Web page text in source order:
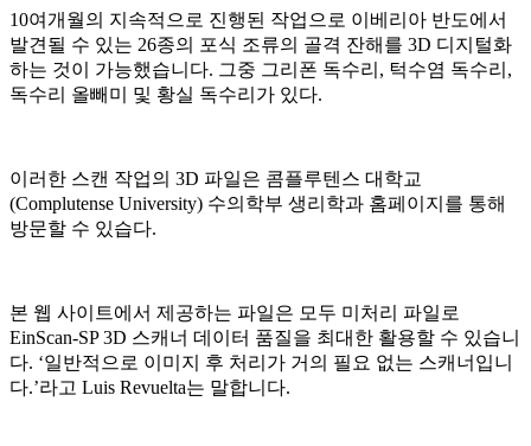
10여개월의 지속적으로 진행된 작업으로 이베리아 반도에서
발견될 수 있는 26종의 포식 조류의 골격 잔해를 3D 디지털화
하는 것이 가능했습니다. 그중 그리폰 독수리, 턱수염 독수리,
독수리 올빼미 및 황실 독수리가 있다.
이러한 스캔 작업의 3D 파일은 콤플루텐스 대학교
(Complutense University) 수의학부 생리학과 홈페이지를 통해
방문할 수 있습다.
본 웹 사이트에서 제공하는 파일은 모두 미처리 파일로
EinScan-SP 3D 스캐너 데이터 품질을 최대한 활용할 수 있습니
다. ‘일반적으로 이미지 후 처리가 거의 필요 없는 스캐너입니
다.’라고 Luis Revuelta는 말합니다.